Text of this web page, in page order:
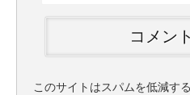
このサイトはスパムを低減す